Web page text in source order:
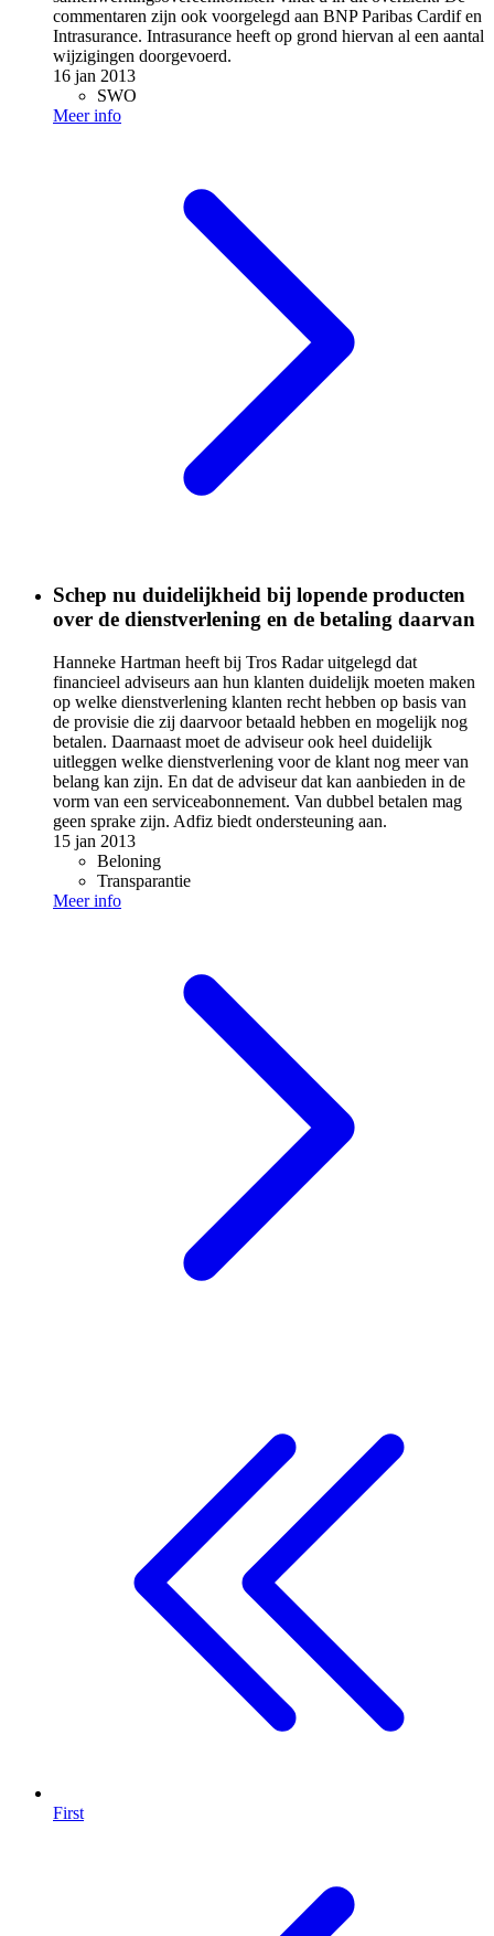
commentaren zijn ook voorgelegd aan BNP Paribas Cardif en
Intrasurance. Intrasurance heeft op grond hiervan al een aantal
wijzigingen doorgevoerd.
16 jan 2013
SWO
Meer info
Schep nu duidelijkheid bij lopende producten
over de dienstverlening en de betaling daarvan
Hanneke Hartman heeft bij Tros Radar uitgelegd dat
financieel adviseurs aan hun klanten duidelijk moeten maken
op welke dienstverlening klanten recht hebben op basis van
de provisie die zij daarvoor betaald hebben en mogelijk nog
betalen. Daarnaast moet de adviseur ook heel duidelijk
uitleggen welke dienstverlening voor de klant nog meer van
belang kan zijn. En dat de adviseur dat kan aanbieden in de
vorm van een serviceabonnement. Van dubbel betalen mag
geen sprake zijn. Adfiz biedt ondersteuning aan.
15 jan 2013
Beloning
Transparantie
Meer info
First